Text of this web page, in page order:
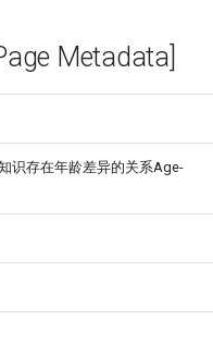
Metadata]
识存在年龄差异的关系Age-